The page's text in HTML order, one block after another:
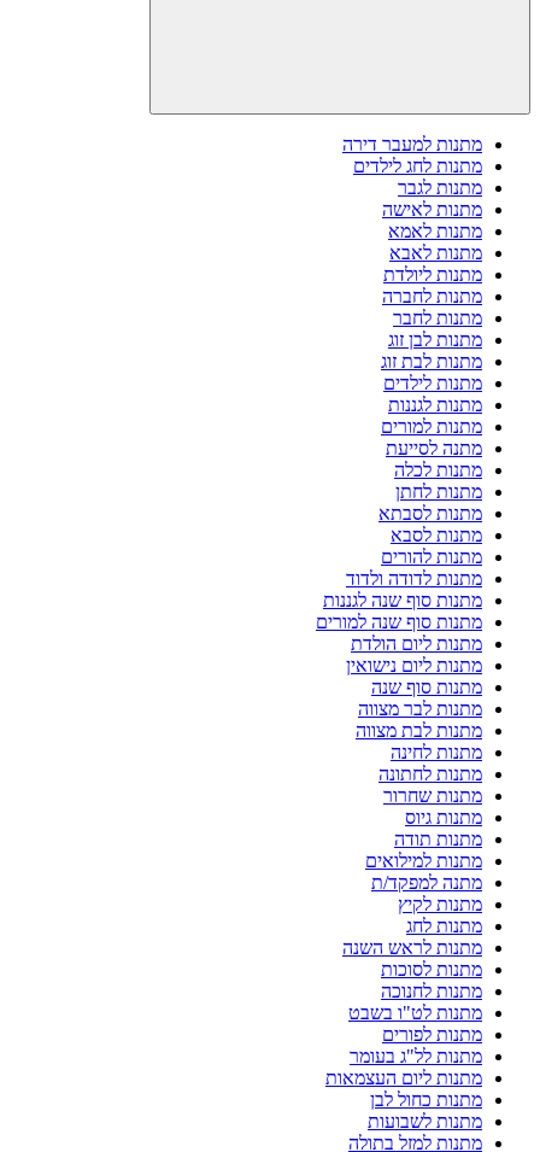
מתנות למעבר דירה
מתנות לחג לילדים
מתנות לגבר
מתנות לאישה
מתנות לאמא
מתנות לאבא
מתנות ליולדת
מתנות לחברה
מתנות לחבר
מתנות לבן זוג
מתנות לבת זוג
מתנות לילדים
מתנות לגננות
מתנות למורים
מתנה לסייעת
מתנות לכלה
מתנות לחתן
מתנות לסבתא
מתנות לסבא
מתנות להורים
מתנות לדודה ולדוד
מתנות סוף שנה לגננות
מתנות סוף שנה למורים
מתנות ליום הולדת
מתנות ליום נישואין
מתנות סוף שנה
מתנות לבר מצווה
מתנות לבת מצווה
מתנות לחינה
מתנות לחתונה
מתנות שחרור
מתנות גיוס
מתנות תודה
מתנות למילואים
מתנה למפקד/ת
מתנות לקיץ
מתנות לחג
מתנות לראש השנה
מתנות לסוכות
מתנות לחנוכה
מתנות לט"ו בשבט
מתנות לפורים
מתנות לל"ג בעומר
מתנות ליום העצמאות
מתנות כחול לבן
מתנות לשבועות
מתנות למזל בתולה